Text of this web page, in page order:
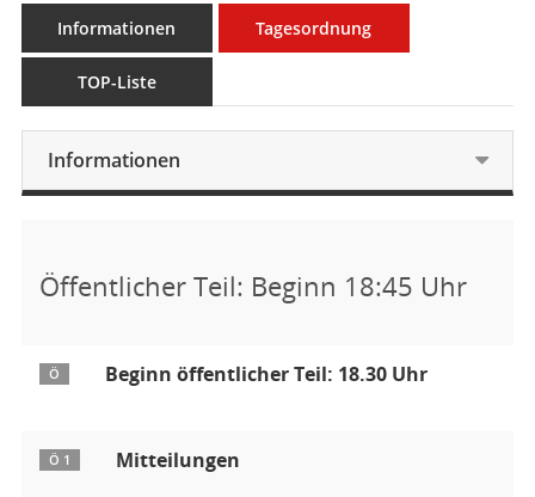
Informationen Tagesordnung
TOP-Liste
Informationen
Öffentlicher Teil: Beginn 18:45 Uhr
Ö Beginn öffentlicher Teil: 18.30 Uhr
Ö 1 Mitteilungen